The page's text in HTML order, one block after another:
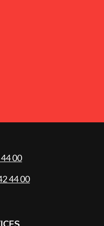
00
44 00